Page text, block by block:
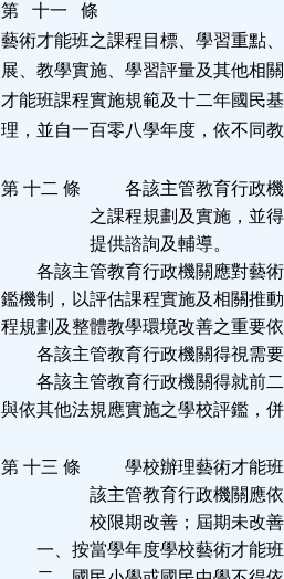
第 十一 條
藝術才能班之課程目標、學習重點
展、教學實施、學習評量及其他相
才能班課程實施規範及十二年國民
理，並自一百零八學年度，依不同
第 十二 條
各該主管教育行政機
之課程規劃及實施，並
提供諮詢及輔導。
各該主管教育行政機關應對藝術
鑑機制，以評估課程實施及相關推
程規劃及整體教學環境改善之重要依
各該主管教育行政機關得視需要
各該主管教育行政機關得就前二
與依其他法規應實施之學校評鑑，併
第 十三 條
學校辦理藝術才能班
該主管教育行政機關應
校限期改善；屆期未改
一、按當學年度學校藝術才能